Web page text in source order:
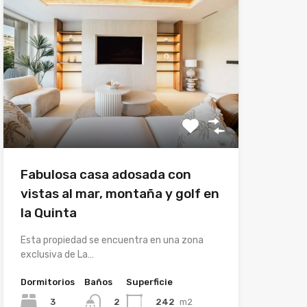
Fabulosa casa adosada con
vistas al mar, montaña y golf en
la Quinta
Esta propiedad se encuentra en una zona
exclusiva de La…
Dormitorios
3
Baños
2
Superficie
242 m2